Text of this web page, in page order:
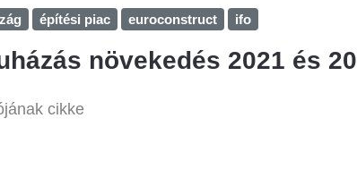
építési piac euroconstruct ifo
növekedés 2021 és
cikke